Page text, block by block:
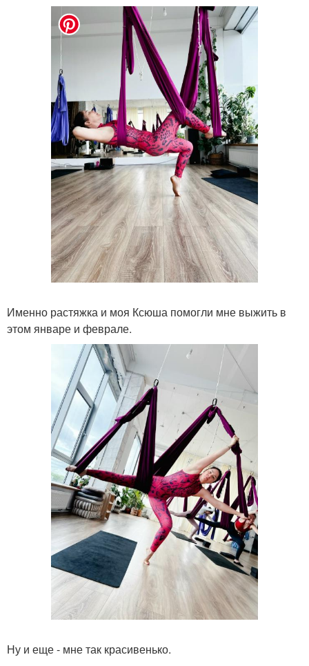
Именно растяжка и моя Ксюша помогли мне выжить в
этом январе и феврале.
Ну и еще - мне так красивенько.